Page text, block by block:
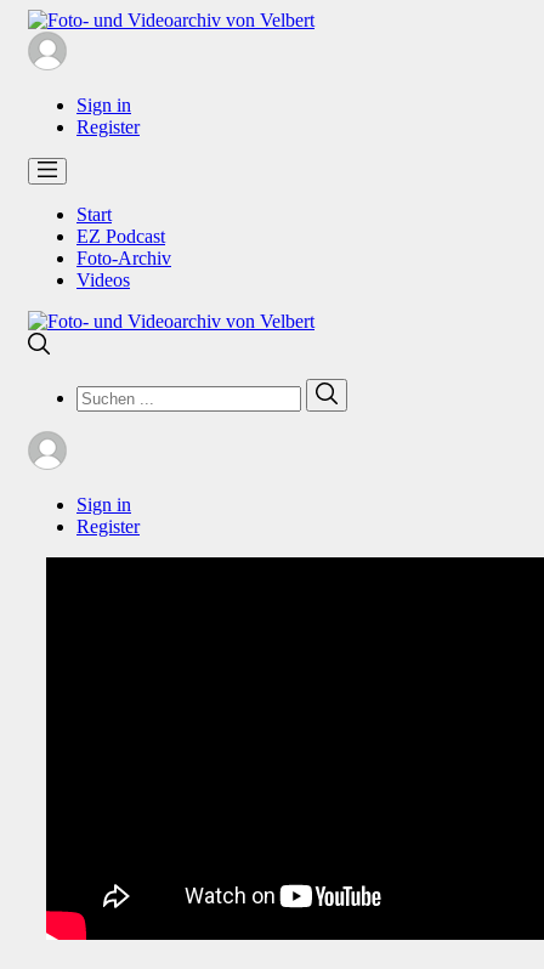
Sign in
Register
Start
EZ Podcast
Foto-Archiv
Videos
Search
for:
Sign in
Register